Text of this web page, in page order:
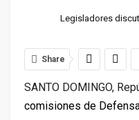
Legisladores
Share
SANTO DOMINGO,
comisiones de